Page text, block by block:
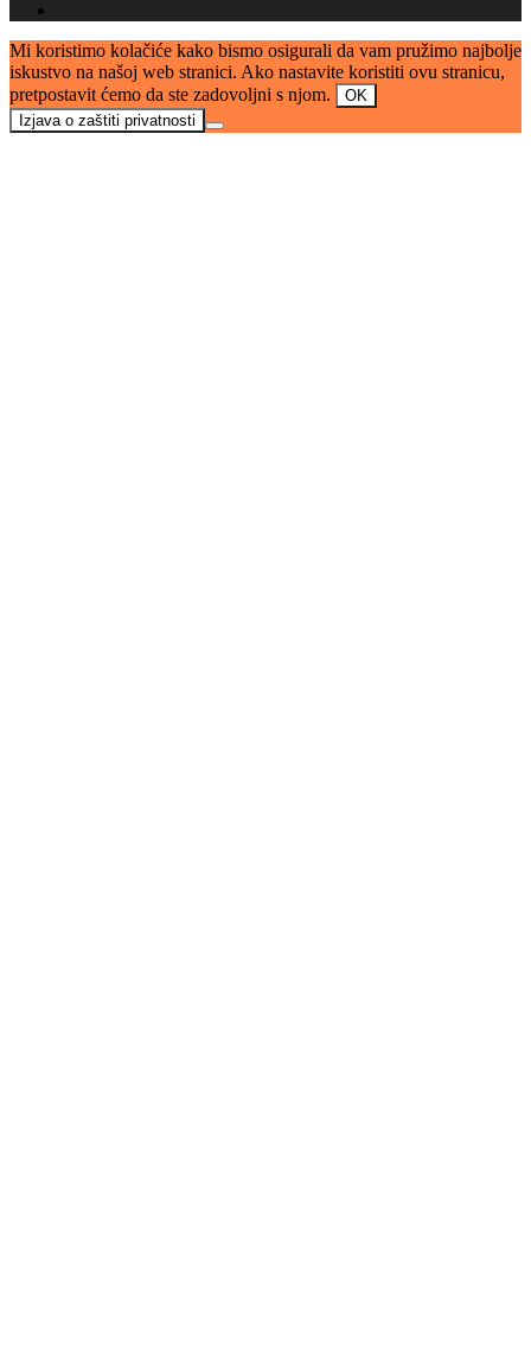
Mi koristimo kolačiće kako bismo osigurali da vam pružimo najbolje
iskustvo na našoj web stranici. Ako nastavite koristiti ovu stranicu,
pretpostavit ćemo da ste zadovoljni s njom.
OK
Izjava o zaštiti privatnosti